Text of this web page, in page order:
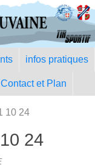
infos pratiques
Contact et Plan
10 24
24